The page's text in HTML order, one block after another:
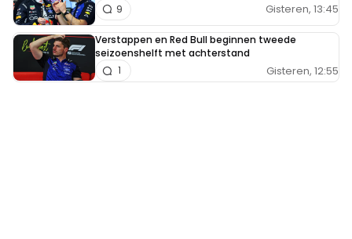
Gisteren, 13:45
9
Verstappen en Red Bull beginnen tweede
seizoenshelft met achterstand
Gisteren, 12:55
1